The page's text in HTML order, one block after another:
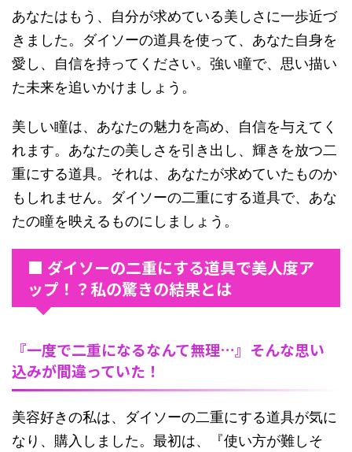
あなたはもう、自分が求めている美しさに一歩近づ
きました。ダイソーの道具を使って、あなた自身を
愛し、自信を持ってください。強い瞳で、思い描い
た未来を追いかけましょう。
美しい瞳は、あなたの魅力を高め、自信を与えてく
れます。あなたの美しさを引き出し、輝きを放つ二
重にする道具。それは、あなたが求めていたものか
もしれません。ダイソーの二重にする道具で、あな
たの瞳を映えるものにしましょう。
■ ダイソーの二重にする道具で美人度ア
ップ！？私の驚きの結果とは
『一度で二重になるなんて無理…』そんな思い
込みが間違っていた！
美容好きの私は、ダイソーの二重にする道具が気に
なり、購入しました。最初は、『使い方が難しそ